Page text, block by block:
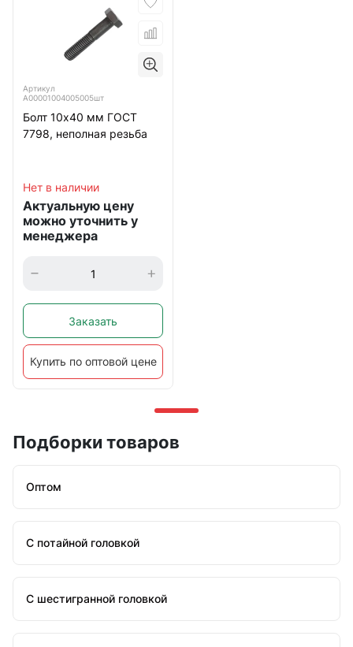
Артикул
А00001004005005шт
Болт 10х40 мм ГОСТ
7798, неполная резьба
Нет в наличии
Актуальную цену
можно уточнить у
менеджера
Заказать
Купить по оптовой цене
Подборки товаров
Оптом
С потайной головкой
С шестигранной головкой